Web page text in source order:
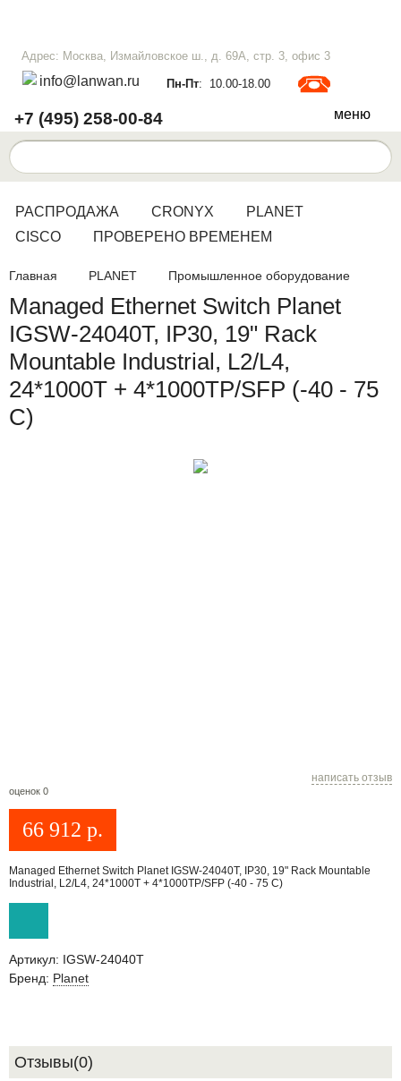
Адрес: Москва, Измайловское ш., д. 69А, стр. 3, офис 3
info@lanwan.ru Пн-Пт: 10.00-18.00
+7 (495) 258-00-84 меню
РАСПРОДАЖА CRONYX
PLANET
CISCO
ПРОВЕРЕНО ВРЕМЕНЕМ
Главная PLANET Промышленное оборудование
Managed Ethernet Switch Planet
IGSW-24040T, IP30, 19" Rack
Mountable Industrial, L2/L4,
24*1000T + 4*1000TP/SFP (-40 - 75
C)
оценок 0
написать отзыв
66 912 р.
Managed Ethernet Switch Planet IGSW-24040T, IP30, 19" Rack Mountable
Industrial, L2/L4, 24*1000T + 4*1000TP/SFP (-40 - 75 C)
Артикул: IGSW-24040T
Бренд: Planet
Отзывы(0)